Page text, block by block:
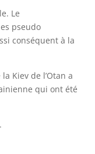
Le
pseudo
conséquent à la
Kiev de l’Otan a
qui ont été